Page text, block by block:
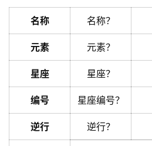
名称 名称？
元素 元素？
星座 星座？
编号 星座编号？
逆行 逆行？